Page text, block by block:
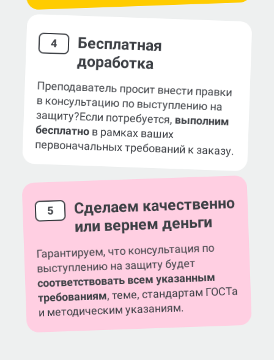
4 Бесплатная
доработка
Преподаватель просит внести правки
в консультацию по выступлению на
защиту?Если потребуется,выполним
бесплатнов рамках ваших
первоначальных требований к заказу.
5 Сделаем качественно
или вернем деньги
Гарантируем, что консультация по
выступлению на защиту будет
соответствовать всем указанным
требованиям, теме, стандартам ГОСТа
и методическим указаниям.